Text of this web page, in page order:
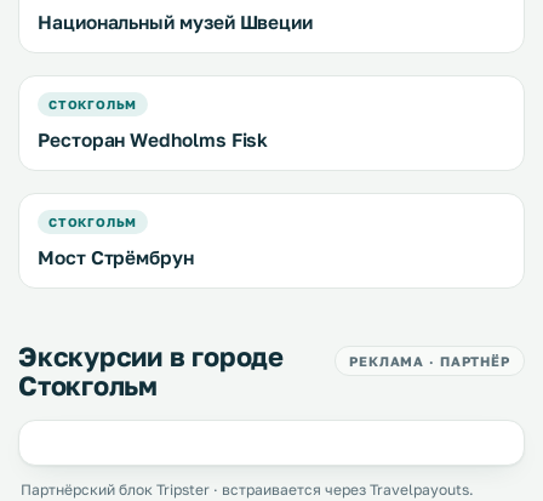
Национальный музей Швеции
СТОКГОЛЬМ
Ресторан Wedholms Fisk
СТОКГОЛЬМ
Мост Стрёмбрун
Экскурсии в городе
Стокгольм
РЕКЛАМА · ПАРТНЁР
Партнёрский блок Tripster · встраивается через Travelpayouts.